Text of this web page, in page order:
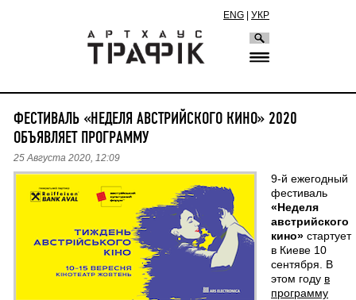
ENG УКР
ФЕСТИВАЛЬ «НЕДЕЛЯ АВСТРИЙСКОГО КИНО» 2020
ОБЪЯВЛЯЕТ ПРОГРАММУ
25 Августа 2020, 12:09
9-й ежегодный
фестиваль
«Неделя
австрийского
кино» стартует
в Киеве 10
сентября. В
этом году в
программу